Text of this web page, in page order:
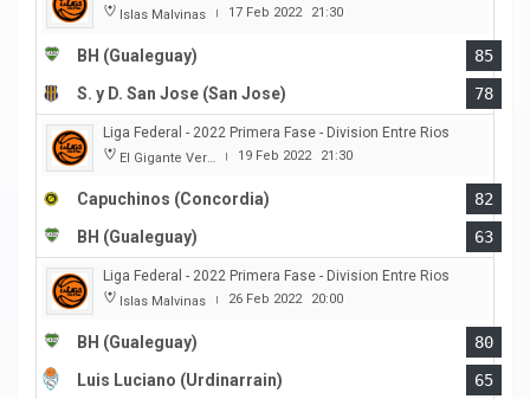
Islas Malvinas | 17 Feb 2022 21:30
BH (Gualeguay)
85
S. y D. San Jose (San Jose)
78
Liga Federal - 2022 Primera Fase - Division Entre Rios
El Gigante Verde | 19 Feb 2022 21:30
Capuchinos (Concordia)
82
BH (Gualeguay)
63
Liga Federal - 2022 Primera Fase - Division Entre Rios
Islas Malvinas | 26 Feb 2022 20:00
BH (Gualeguay)
80
Luis Luciano (Urdinarrain)
65